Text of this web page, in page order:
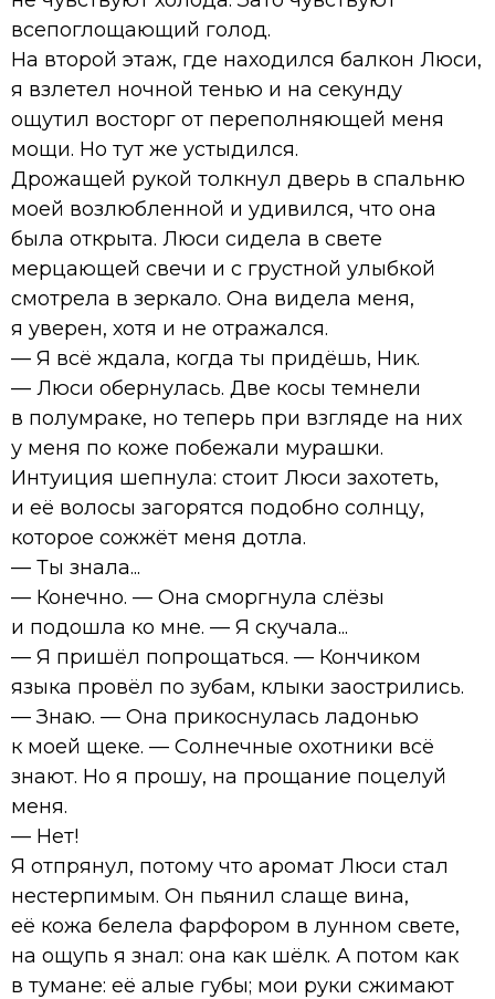
всепоглощающий голод.
На второй этаж, где находился балкон Люси,
я взлетел ночной тенью и на секунду
ощутил восторг от переполняющей меня
мощи. Но тут же устыдился.
Дрожащей рукой толкнул дверь в спальню
моей возлюбленной и удивился, что она
была открыта. Люси сидела в свете
мерцающей свечи и с грустной улыбкой
смотрела в зеркало. Она видела меня,
я уверен, хотя и не отражался.
— Я всё ждала, когда ты придёшь, Ник.
— Люси обернулась. Две косы темнели
в полумраке, но теперь при взгляде на них
у меня по коже побежали мурашки.
Интуиция шепнула: стоит Люси захотеть,
и её волосы загорятся подобно солнцу,
которое сожжёт меня дотла.
— Ты знала...
— Конечно. — Она сморгнула слёзы
и подошла ко мне. — Я скучала...
— Я пришёл попрощаться. — Кончиком
языка провёл по зубам, клыки заострились.
— Знаю. — Она прикоснулась ладонью
к моей щеке. — Солнечные охотники всё
знают. Но я прошу, на прощание поцелуй
меня.
— Нет!
Я отпрянул, потому что аромат Люси стал
нестерпимым. Он пьянил слаще вина,
её кожа белела фарфором в лунном свете,
на ощупь я знал: она как шёлк. А потом как
в тумане: её алые губы; мои руки сжимают